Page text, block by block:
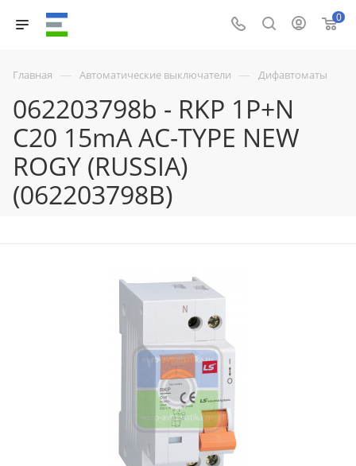
0
Главная — Автоматические выключатели — Дифавтоматы
062203798b - RKP 1P+N
C20 15mA AC-TYPE NEW
ROGY (RUSSIA)
(062203798B)